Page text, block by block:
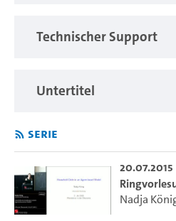
Technischer Support
Untertitel
Serie
20.07.2015
Nadja